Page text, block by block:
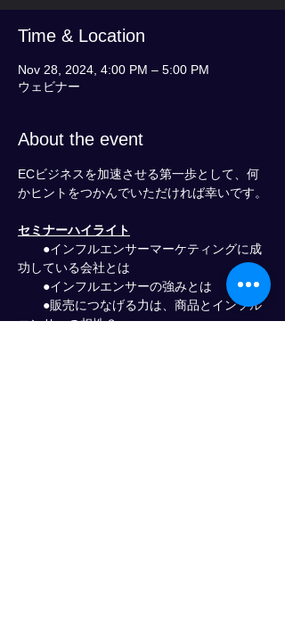
Time & Location
Nov 28, 2024, 4:00 PM – 5:00 PM
ウェビナー
About the event
ECビジネスを加速させる第一歩として、何
かヒントをつかんでいただければ幸いです。
セミナーハイライト
●インフルエンサーマーケティングに成
功している会社とは
●インフルエンサーの強みとは
●販売につなげる力は、商品とインフル
エンサーの相性？